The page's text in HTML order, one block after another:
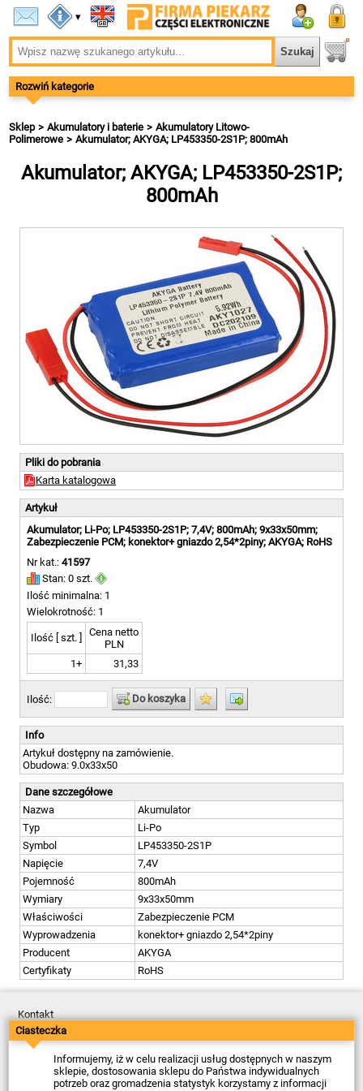
▾
Rozwiń kategorie
Sklep Akumulatory i baterie
Akumulatory Litowo-
Polimerowe
Akumulator; AKYGA; LP453350-2S1P; 800mAh
Akumulator; AKYGA; LP453350-2S1P;
800mAh
Pliki do pobrania
Karta katalogowa
Artykuł
Akumulator; Li-Po; LP453350-2S1P; 7,4V; 800mAh; 9x33x50mm;
Zabezpieczenie PCM; konektor+ gniazdo 2,54*2piny; AKYGA; RoHS
Nr kat.: 41597
Stan: 0 szt.
Ilość minimalna: 1
Wielokrotność: 1
Ilość [ szt. ]
Cena netto
PLN
1+
31,33
Ilość: Do koszyka
Info
Artykuł dostępny na zamówienie.
Obudowa: 9.0x33x50
Dane szczegółowe
Nazwa
Akumulator
Typ
Li-Po
Symbol
LP453350-2S1P
Napięcie
7,4V
Pojemność
800mAh
Wymiary
9x33x50mm
Właściwości
Zabezpieczenie PCM
Wyprowadzenia
konektor+ gniazdo 2,54*2piny
Producent
AKYGA
Certyfikaty
RoHS
Kontakt
Dostawa
Płatność
Zwroty
Reklamacje
Regulamin
Polityka Prywatności
Ciasteczka
Informujemy, iż w celu realizacji usług dostępnych w naszym
sklepie, dostosowania sklepu do Państwa indywidualnych
potrzeb oraz gromadzenia statystyk korzystamy z informacji